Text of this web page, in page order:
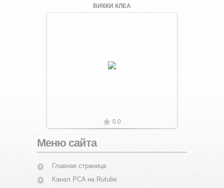
ВИККИ КЛЕА
Увеличить
0.0
Меню сайта
Главная страница
Канал PCA на Rutube